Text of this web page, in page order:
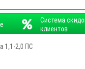
Система
клиентов
1,1-2,0 ПС